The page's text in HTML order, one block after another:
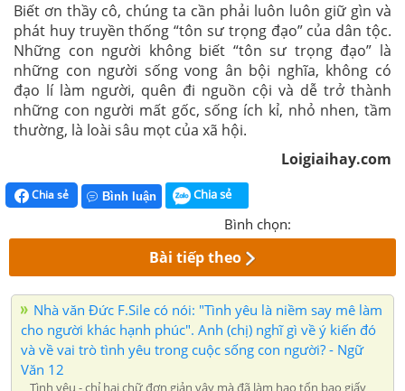
Biết ơn thầy cô, chúng ta cần phải luôn luôn giữ gìn và
phát huy truyền thống“tôn sư trọng đạo” của dân tộc.
Những con người không biết “tôn sư trọng đạo” là
những con người sống vong ân bội nghĩa, không có
đạo lí làm người, quên đi nguồn cội và dễ trở thành
những con người mất gốc, sống ích kỉ, nhỏ nhen, tầm
thường, là loài sâu mọt của xã hội.
Loigiaihay.com
Chia sẻ Bình luận Chia sẻ
Bình chọn:
Bài tiếp theo
Nhà văn Đức F.Sile có nói: "Tình yêu là niềm say mê làm
cho người khác hạnh phúc". Anh (chị) nghĩ gì về ý kiến đó
và về vai trò tình yêu trong cuộc sống con người? - Ngữ
Văn 12
Tình yêu - chỉ hai chữ đơn giản vậy mà đã làm hao tổn bao giấy